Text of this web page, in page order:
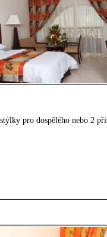
pro dospělého nebo 2